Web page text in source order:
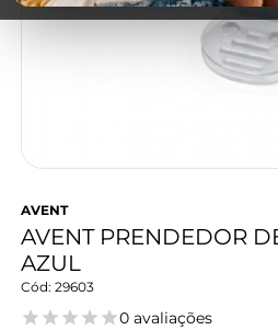
AVENT
AVENT PRENDEDOR
AZUL
29603
0 avaliações